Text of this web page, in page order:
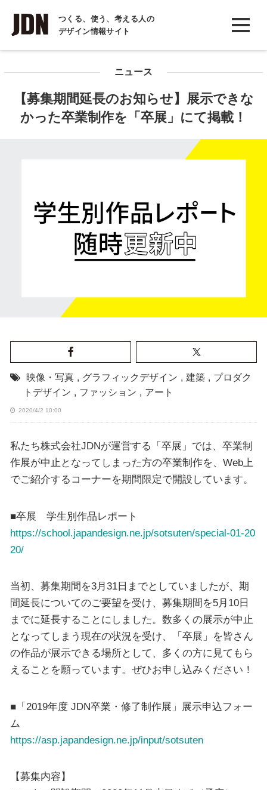
つくる、使う、考える人の
デザイン情報サイト
INTERVIEW
インタビュー
COLUMN
ニュース
【募集期間延長のお知らせ】展示できな
かった卒業制作を「卒展」にて掲載！
映像・写真 , グラフィックデザイン , 建築 , プロダク
トデザイン , ファッション , アート
2020/4/2 10:00
私たち株式会社JDNが運営する「卒展」では、卒業制
作展が中止となってしまった方の卒業制作を、Web上
でご紹介するコーナーを期間限定で開設しています。
■卒展 学生別作品レポート
https://school.japandesign.ne.jp/sotsuten/special-01-20
20/
当初、募集期間を3月31日までとしていましたが、期
間延長についてのご要望を受け、募集期間を5月10日
までに延長することにしました。数多くの展示が中止
となってしまう現在の状況を受け、「卒展」を皆さん
の作品が展示できる場所として、多くの方に見てもら
えることを願っています。ぜひお申し込みください！
■「2019年度 JDN卒業・修了制作展」展示申込フォー
ム
https://asp.japandesign.ne.jp/input/sotsuten
【募集内容】